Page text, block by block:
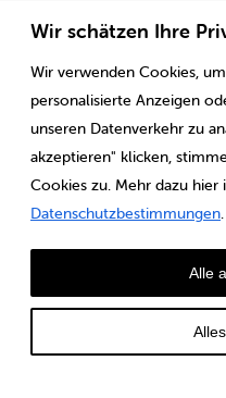
Wir schätzen Ihre
Wir verwenden Cookies,
personalisierte Anzeigen
unseren Datenverkehr zu
akzeptieren" klicken,
Cookies zu. Mehr dazu hier
Datenschutzbestimmungen
Alle
Scaricare Note legali